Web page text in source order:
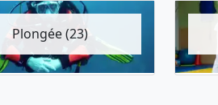
Plongée (23)